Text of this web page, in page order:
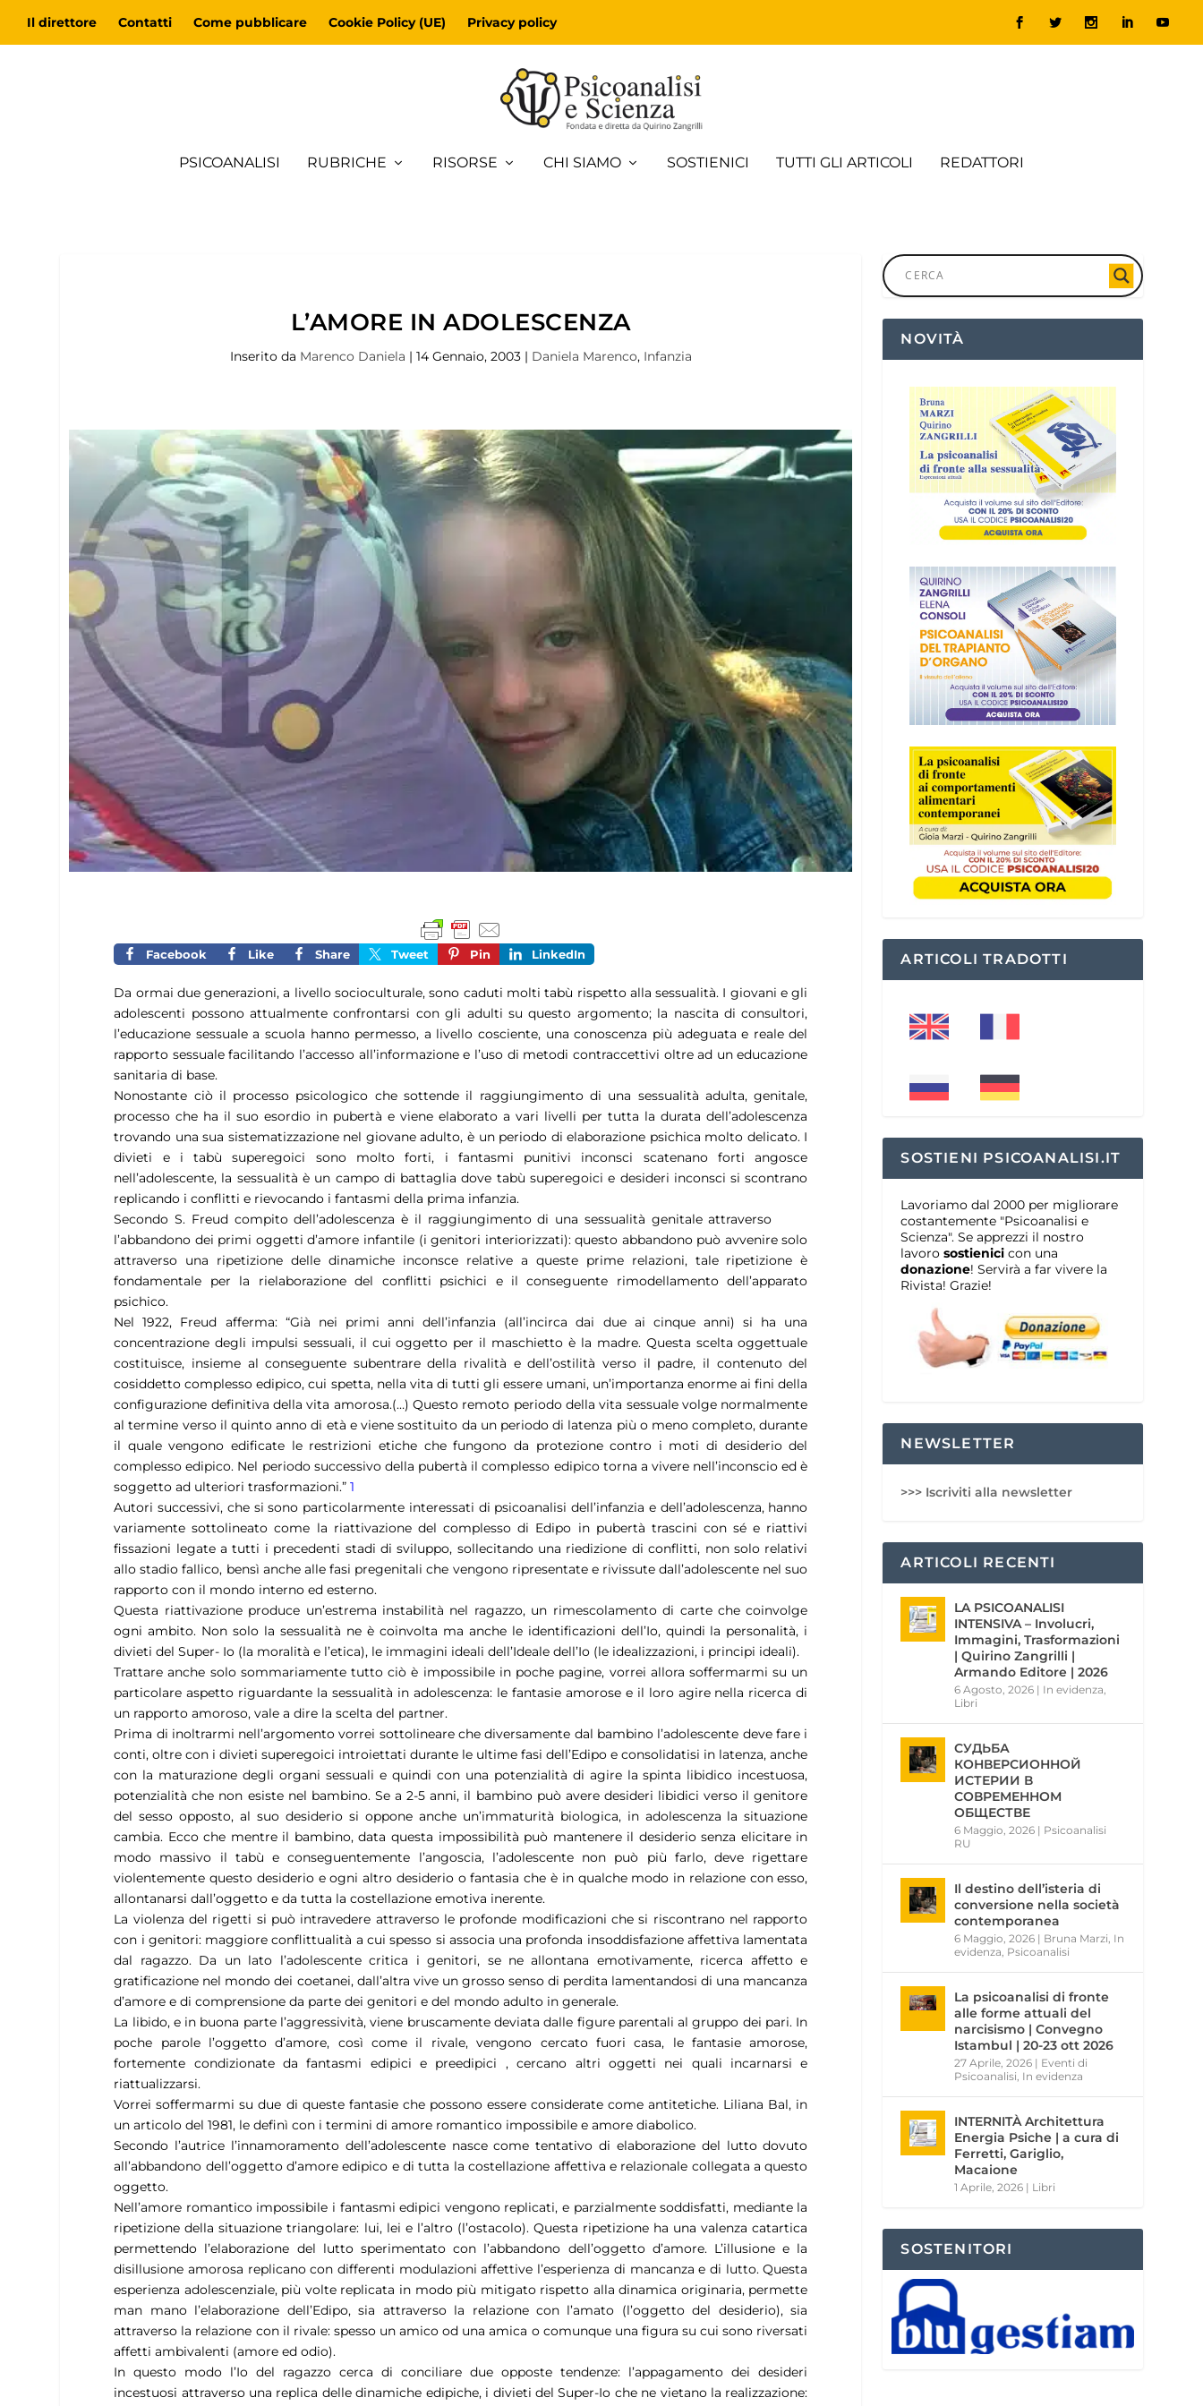
Il direttore Contatti Come pubblicare Cookie Policy (UE) Privacy policy
PSICOANALISI RUBRICHE RISORSE CHI SIAMO SOSTIENICI TUTTI GLI ARTICOLI REDATTORI
L’AMORE IN ADOLESCENZA
Inserito da Marenco Daniela | 14 Gennaio, 2003| Daniela Marenco, Infanzia
Facebook Like Share Tweet Pin LinkedIn
Da ormai due generazioni, a livello socioculturale, sono caduti molti tabù rispetto alla sessualità. I giovani e gli
adolescenti possono attualmente confrontarsi con gli adulti su questo argomento; la nascita di consultori,
l’educazione sessuale a scuola hanno permesso, a livello cosciente, una conoscenza più adeguata e reale del
rapporto sessuale facilitando l’accesso all’informazione e l’uso di metodi contraccettivi oltre ad un educazione
sanitaria di base.
Nonostante ciò il processo psicologico che sottende il raggiungimento di una sessualità adulta, genitale,
processo che ha il suo esordio in pubertà e viene elaborato a vari livelli per tutta la durata dell’adolescenza
trovando una sua sistematizzazione nel giovane adulto, è un periodo di elaborazione psichica molto delicato. I
divieti e i tabù superegoici sono molto forti, i fantasmi punitivi inconsci scatenano forti angosce
nell’adolescente, la sessualità è un campo di battaglia dove tabù superegoici e desideri inconsci si scontrano
replicando i conflitti e rievocando i fantasmi della prima infanzia.
Secondo S. Freud compito dell’adolescenza è il raggiungimento di una sessualità genitale attraverso
l’abbandono dei primi oggetti d’amore infantile (i genitori interiorizzati): questo abbandono può avvenire solo
attraverso una ripetizione delle dinamiche inconsce relative a queste prime relazioni, tale ripetizione è
fondamentale per la rielaborazione del conflitti psichici e il conseguente rimodellamento dell’apparato
psichico.
Nel 1922, Freud afferma: “Già nei primi anni dell’infanzia (all’incirca dai due ai cinque anni) si ha una
concentrazione degli impulsi sessuali, il cui oggetto per il maschietto è la madre. Questa scelta oggettuale
costituisce, insieme al conseguente subentrare della rivalità e dell’ostilità verso il padre, il contenuto del
cosiddetto complesso edipico, cui spetta, nella vita di tutti gli essere umani, un’importanza enorme ai fini della
configurazione definitiva della vita amorosa.(…) Questo remoto periodo della vita sessuale volge normalmente
al termine verso il quinto anno di età e viene sostituito da un periodo di latenza più o meno completo, durante
il quale vengono edificate le restrizioni etiche che fungono da protezione contro i moti di desiderio del
complesso edipico. Nel periodo successivo della pubertà il complesso edipico torna a vivere nell’inconscio ed è
soggetto ad ulteriori trasformazioni.”1
Autori successivi, che si sono particolarmente interessati di psicoanalisi dell’infanzia e dell’adolescenza, hanno
variamente sottolineato come la riattivazione del complesso di Edipo in pubertà trascini con sé e riattivi
fissazioni legate a tutti i precedenti stadi di sviluppo, sollecitando una riedizione di conflitti, non solo relativi
allo stadio fallico, bensì anche alle fasi pregenitali che vengono ripresentate e rivissute dall’adolescente nel suo
rapporto con il mondo interno ed esterno.
Questa riattivazione produce un’estrema instabilità nel ragazzo, un rimescolamento di carte che coinvolge
ogni ambito. Non solo la sessualità ne è coinvolta ma anche le identificazioni dell’Io, quindi la personalità, i
divieti del Super- Io (la moralità e l’etica), le immagini ideali dell’Ideale dell’Io (le idealizzazioni, i principi ideali).
Trattare anche solo sommariamente tutto ciò è impossibile in poche pagine, vorrei allora soffermarmi su un
particolare aspetto riguardante la sessualità in adolescenza: le fantasie amorose e il loro agire nella ricerca di
un rapporto amoroso, vale a dire la scelta del partner.
Prima di inoltrarmi nell’argomento vorrei sottolineare che diversamente dal bambino l’adolescente deve fare i
conti, oltre con i divieti superegoici introiettati durante le ultime fasi dell’Edipo e consolidatisi in latenza, anche
con la maturazione degli organi sessuali e quindi con una potenzialità di agire la spinta libidico incestuosa,
potenzialità che non esiste nel bambino. Se a 2-5 anni, il bambino può avere desideri libidici verso il genitore
del sesso opposto, al suo desiderio si oppone anche un’immaturità biologica, in adolescenza la situazione
cambia. Ecco che mentre il bambino, data questa impossibilità può mantenere il desiderio senza elicitare in
modo massivo il tabù e conseguentemente l’angoscia, l’adolescente non può più farlo, deve rigettare
violentemente questo desiderio e ogni altro desiderio o fantasia che è in qualche modo in relazione con esso,
allontanarsi dall’oggetto e da tutta la costellazione emotiva inerente.
La violenza del rigetti si può intravedere attraverso le profonde modificazioni che si riscontrano nel rapporto
con i genitori: maggiore conflittualità a cui spesso si associa una profonda insoddisfazione affettiva lamentata
dal ragazzo. Da un lato l’adolescente critica i genitori, se ne allontana emotivamente, ricerca affetto e
gratificazione nel mondo dei coetanei, dall’altra vive un grosso senso di perdita lamentandosi di una mancanza
d’amore e di comprensione da parte dei genitori e del mondo adulto in generale.
La libido, e in buona parte l’aggressività, viene bruscamente deviata dalle figure parentali al gruppo dei pari. In
poche parole l’oggetto d’amore, così come il rivale, vengono cercato fuori casa, le fantasie amorose,
fortemente condizionate da fantasmi edipici e preedipici , cercano altri oggetti nei quali incarnarsi e
riattualizzarsi.
Vorrei soffermarmi su due di queste fantasie che possono essere considerate come antitetiche. Liliana Bal, in
un articolo del 1981, le definì con i termini di amore romantico impossibile e amore diabolico.
Secondo l’autrice l’innamoramento dell’adolescente nasce come tentativo di elaborazione del lutto dovuto
all’abbandono dell’oggetto d’amore edipico e di tutta la costellazione affettiva e relazionale collegata a questo
oggetto.
Nell’amore romantico impossibile i fantasmi edipici vengono replicati, e parzialmente soddisfatti, mediante la
ripetizione della situazione triangolare: lui, lei e l’altro (l’ostacolo). Questa ripetizione ha una valenza catartica
permettendo l’elaborazione del lutto sperimentato con l’abbandono dell’oggetto d’amore. L’illusione e la
disillusione amorosa replicano con differenti modulazioni affettive l’esperienza di mancanza e di lutto. Questa
esperienza adolescenziale, più volte replicata in modo più mitigato rispetto alla dinamica originaria, permette
man mano l’elaborazione dell’Edipo, sia attraverso la relazione con l’amato (l’oggetto del desiderio), sia
attraverso la relazione con il rivale: spesso un amico od una amica o comunque una figura su cui sono riversati
affetti ambivalenti (amore ed odio).
In questo modo l’Io del ragazzo cerca di conciliare due opposte tendenze: l’appagamento dei desideri
incestuosi attraverso una replica delle dinamiche edipiche, i divieti del Super-Io che ne vietano la realizzazione:
NOVITÀ
ARTICOLI TRADOTTI
SOSTIENI PSICOANALISI.IT
Lavoriamo dal 2000 per migliorare
costantemente "Psicoanalisi e
Scienza". Se apprezzi il nostro
lavorosostienici con una
donazione! Servirà a far vivere la
Rivista! Grazie!
NEWSLETTER
>>> Iscriviti alla newsletter
ARTICOLI RECENTI
LA PSICOANALISI
INTENSIVA – Involucri,
Immagini, Trasformazioni
| Quirino Zangrilli |
Armando Editore | 2026
6 Agosto, 2026 | In evidenza
Libri
СУДЬБА
КОНВЕРСИОННОЙ
ИСТЕРИИ В
СОВРЕМЕННОМ
ОБЩЕСТВЕ
6 Maggio, 2026 | Psicoanalisi
RU
Il destino dell’isteria di
conversione nella società
contemporanea
6 Maggio, 2026 | Bruna Marzi In
evidenza Psicoanalisi
La psicoanalisi di fronte
alle forme attuali del
narcisismo | Convegno
Istambul | 20-23 ott 2026
27 Aprile, 2026 | Eventi di
Psicoanalisi In evidenza
INTERNITÀ Architettura
Energia Psiche | a cura di
Ferretti, Gariglio,
Macaione
1 Aprile, 2026 | Libri
SOSTENITORI